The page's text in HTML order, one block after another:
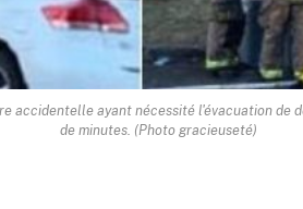
accidentelle ayant nécessité l'évacuation de
de minutes. (Photo gracieuseté)